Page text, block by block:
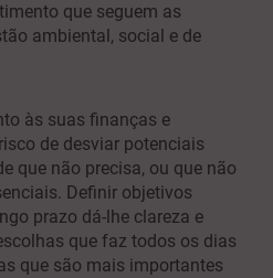
que seguem as
ambiental, social e de
às suas finanças e
de desviar potenciais
que não precisa, ou que não
Definir objetivos
prazo dá-lhe clareza e
que faz todos os dias
que são mais importantes